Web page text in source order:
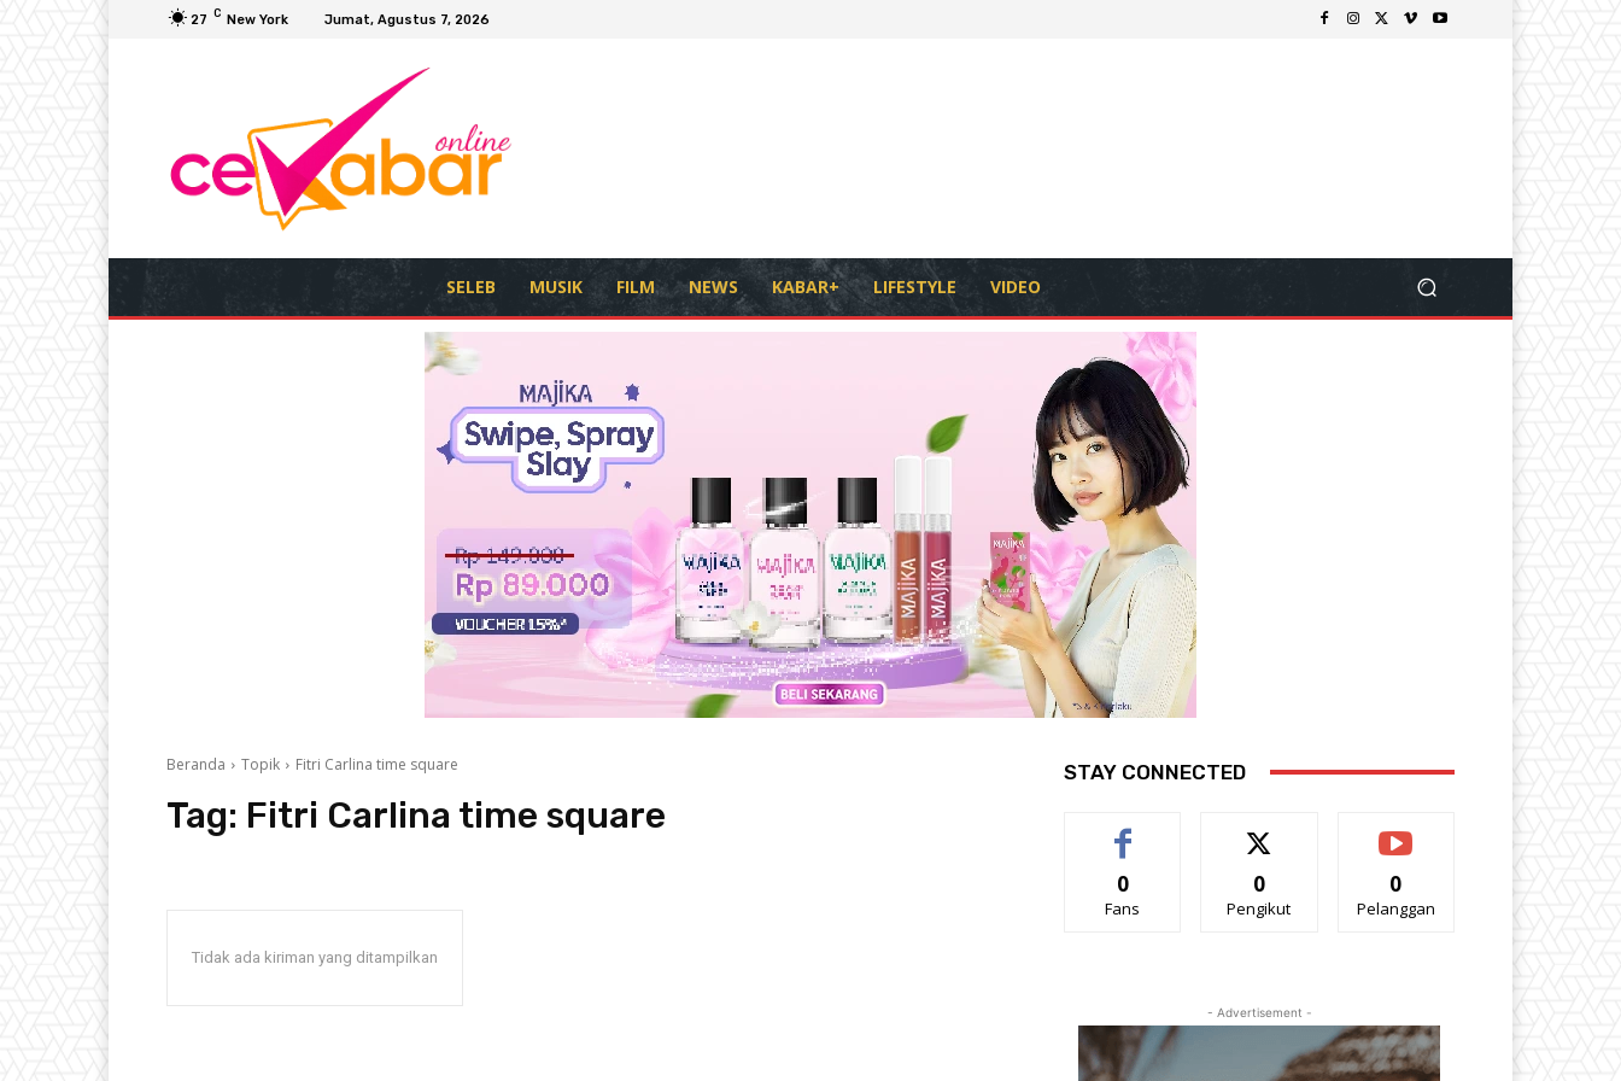
27 C New York Jumat, Agustus 7, 2026
SELEB MUSIK FILM NEWS KABAR+ LIFESTYLE VIDEO
Beranda Topik Fitri Carlina time square
Tag: Fitri Carlina time square
Tidak ada kiriman yang ditampilkan
STAY CONNECTED
0
Fans
0
Pengikut
0
Pelanggan
- Advertisement -